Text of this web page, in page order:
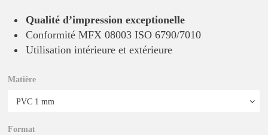
Qualité d’impression exceptionelle
Conformité MFX 08003 ISO 6790/7010
Utilisation intérieure et extérieure
Matière
Format